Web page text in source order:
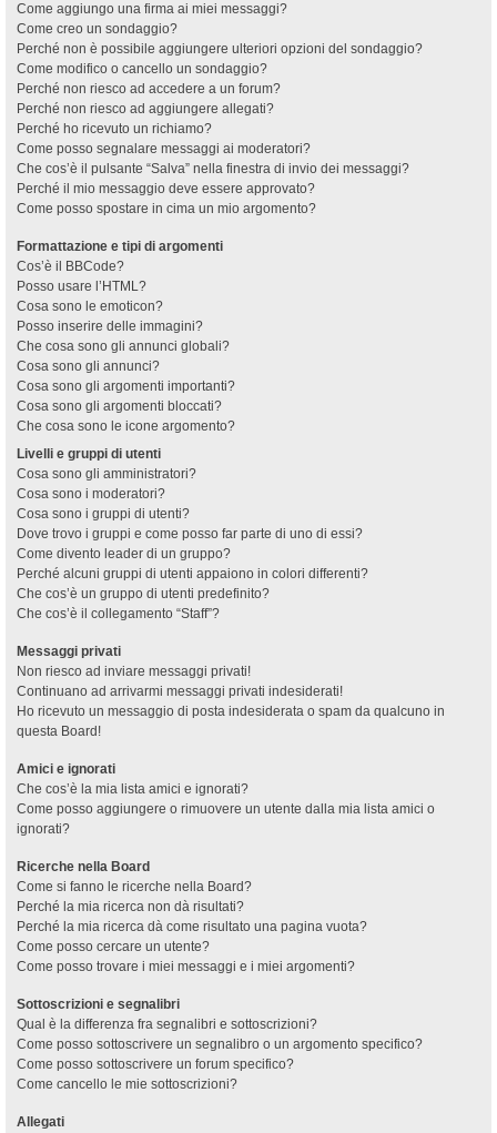
Come aggiungo una firma ai miei messaggi?
Come creo un sondaggio?
Perché non è possibile aggiungere ulteriori opzioni del sondaggio?
Come modifico o cancello un sondaggio?
Perché non riesco ad accedere a un forum?
Perché non riesco ad aggiungere allegati?
Perché ho ricevuto un richiamo?
Come posso segnalare messaggi ai moderatori?
Che cos’è il pulsante “Salva” nella finestra di invio dei messaggi?
Perché il mio messaggio deve essere approvato?
Come posso spostare in cima un mio argomento?
Formattazione e tipi di argomenti
Cos’è il BBCode?
Posso usare l’HTML?
Cosa sono le emoticon?
Posso inserire delle immagini?
Che cosa sono gli annunci globali?
Cosa sono gli annunci?
Cosa sono gli argomenti importanti?
Cosa sono gli argomenti bloccati?
Che cosa sono le icone argomento?
Livelli e gruppi di utenti
Cosa sono gli amministratori?
Cosa sono i moderatori?
Cosa sono i gruppi di utenti?
Dove trovo i gruppi e come posso far parte di uno di essi?
Come divento leader di un gruppo?
Perché alcuni gruppi di utenti appaiono in colori differenti?
Che cos’è un gruppo di utenti predefinito?
Che cos’è il collegamento “Staff”?
Messaggi privati
Non riesco ad inviare messaggi privati!
Continuano ad arrivarmi messaggi privati indesiderati!
Ho ricevuto un messaggio di posta indesiderata o spam da qualcuno in
questa Board!
Amici e ignorati
Che cos’è la mia lista amici e ignorati?
Come posso aggiungere o rimuovere un utente dalla mia lista amici o
ignorati?
Ricerche nella Board
Come si fanno le ricerche nella Board?
Perché la mia ricerca non dà risultati?
Perché la mia ricerca dà come risultato una pagina vuota?
Come posso cercare un utente?
Come posso trovare i miei messaggi e i miei argomenti?
Sottoscrizioni e segnalibri
Qual è la differenza fra segnalibri e sottoscrizioni?
Come posso sottoscrivere un segnalibro o un argomento specifico?
Come posso sottoscrivere un forum specifico?
Come cancello le mie sottoscrizioni?
Allegati